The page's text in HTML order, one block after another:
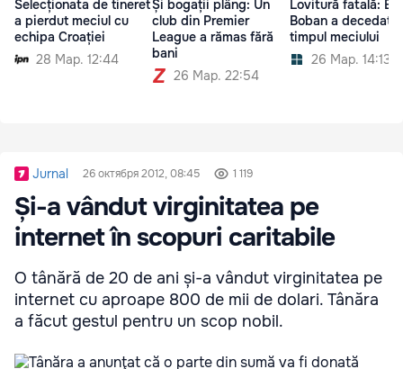
Selecționata de tineret
a pierdut meciul cu
echipa Croației
28 Мар. 12:44
Și bogații plâng: Un
club din Premier
League a rămas fără
bani
26 Мар. 22:54
Lovitură fatală:
Boban a decedat
timpul meciului
26 Мар. 14:13
Jurnal 26 октября 2012, 08:45 1 119
Și-a vândut virginitatea pe
internet în scopuri caritabile
O tânără de 20 de ani și-a vândut virginitatea pe
internet cu aproape 800 de mii de dolari. Tânăra
a făcut gestul pentru un scop nobil.